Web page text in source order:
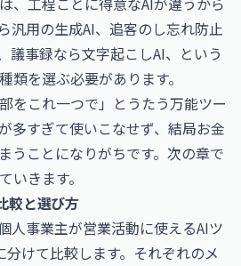
汎用の生成AI、追客のし忘れ防止
議事録なら文字起こしAI、という
類を選ぶ必要があります。
をこれ一つで」とうたう万能ツー
多すぎて使いこなせず、結局お金
うことになりがちです。次の章で
いきます。
較と選び方
人事業主が営業活動に使えるAIツ
けて比較します。それぞれのメ